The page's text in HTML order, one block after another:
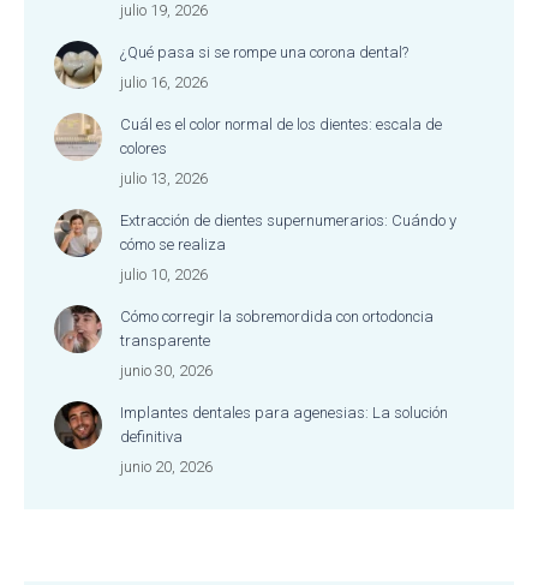
julio 19, 2026
¿Qué pasa si se rompe una corona dental?
julio 16, 2026
Cuál es el color normal de los dientes: escala de
colores
julio 13, 2026
Extracción de dientes supernumerarios: Cuándo y
cómo se realiza
julio 10, 2026
Cómo corregir la sobremordida con ortodoncia
transparente
junio 30, 2026
Implantes dentales para agenesias: La solución
definitiva
junio 20, 2026